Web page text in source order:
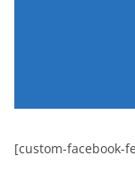
[custom-facebook-